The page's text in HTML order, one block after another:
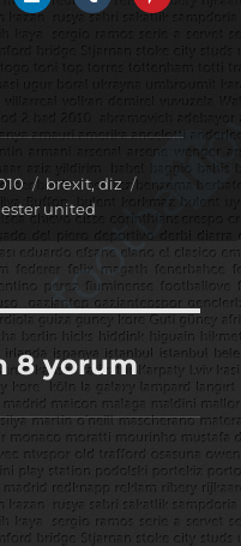
Kategoriler
brexit, diz
Etiketler
united
8 yorum